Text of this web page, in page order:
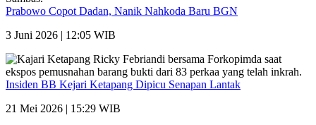
Prabowo Copot Dadan, Nanik Nahkoda Baru BGN
3 Juni 2026 | 12:05 WIB
Insiden BB Kejari Ketapang Dipicu Senapan Lantak
21 Mei 2026 | 15:29 WIB